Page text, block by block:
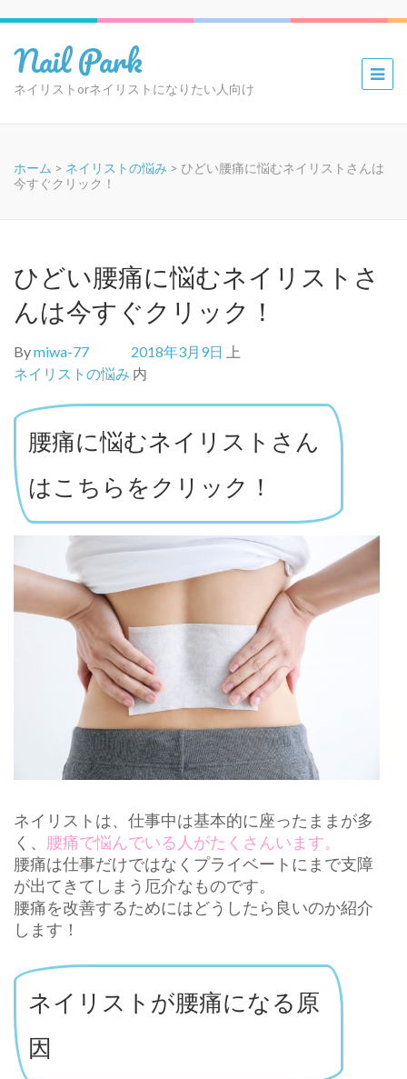
Nail Park
ネイリストorネイリストになりたい人向け
ホーム > ネイリストの悩み > ひどい腰痛に悩むネイリストさんは
今すぐクリック！
ひどい腰痛に悩むネイリストさ
んは今すぐクリック！
Bymiwa-77 2018年3月9日
上
ネイリストの悩み 内
腰痛に悩むネイリストさん
はこちらをクリック！
ネイリストは、仕事中は基本的に座ったままが多
く、 腰痛で悩んでいる人がたくさんいます。
腰痛は仕事だけではなくプライベートにまで支障
が出てきてしまう厄介なものです。
腰痛を改善するためにはどうしたら良いのか紹介
します！
ネイリストが腰痛になる原
因